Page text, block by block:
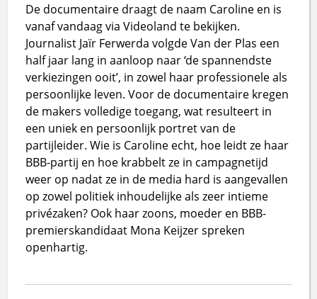
De documentaire draagt de naam Caroline en is
vanaf vandaag via Videoland te bekijken.
Journalist Jaïr Ferwerda volgde Van der Plas een
half jaar lang in aanloop naar ‘de spannendste
verkiezingen ooit’, in zowel haar professionele als
persoonlijke leven. Voor de documentaire kregen
de makers volledige toegang, wat resulteert in
een uniek en persoonlijk portret van de
partijleider. Wie is Caroline echt, hoe leidt ze haar
BBB-partij en hoe krabbelt ze in campagnetijd
weer op nadat ze in de media hard is aangevallen
op zowel politiek inhoudelijke als zeer intieme
privézaken? Ook haar zoons, moeder en BBB-
premierskandidaat Mona Keijzer spreken
openhartig.